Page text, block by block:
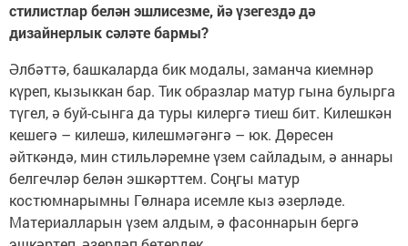
стилистлар белән эшлисезме, йә үзегездә дә
дизайнерлык сәләте бармы?
Әлбәттә, башкаларда бик модалы, заманча киемнәр
күреп, кызыккан бар. Тик образлар матур гына булырга
түгел, ә буй-сынга да туры килергә тиеш бит. Килешкән
кешегә – килешә, килешмәгәнгә – юк. Дөресен
әйткәндә, мин стильләремне үзем сайладым, ә аннары
белгечләр белән эшкәрттем. Соңгы матур
костюмнарымны Гөлнара исемле кыз әзерләде.
Материалларын үзем алдым, ә фасоннарын бергә